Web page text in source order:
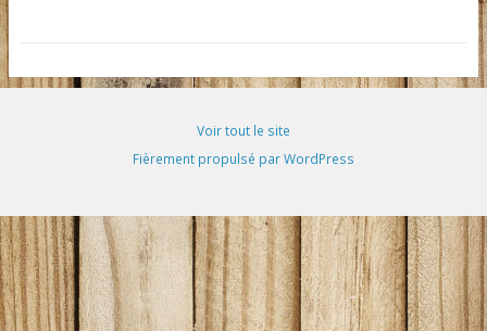
Voir tout le site
Fièrement propulsé par WordPress